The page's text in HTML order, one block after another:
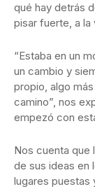
qué hay detrás
pisar fuerte, a
“Estaba en un
un cambio y
propio, algo
camino”, nos
empezó con
Nos cuenta que
de sus ideas en
lugares puestas